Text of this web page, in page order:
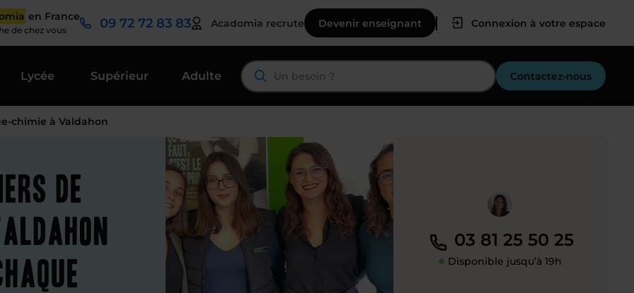
en France
de chez vous 09 72 72 83 83 Acadomia recrute Devenir enseignant Connexion à votre espace
Lycée Supérieur Adulte Contactez-nous
chimie à Valdahon
de
03 81 25 50 25
Disponible jusqu’à 19h